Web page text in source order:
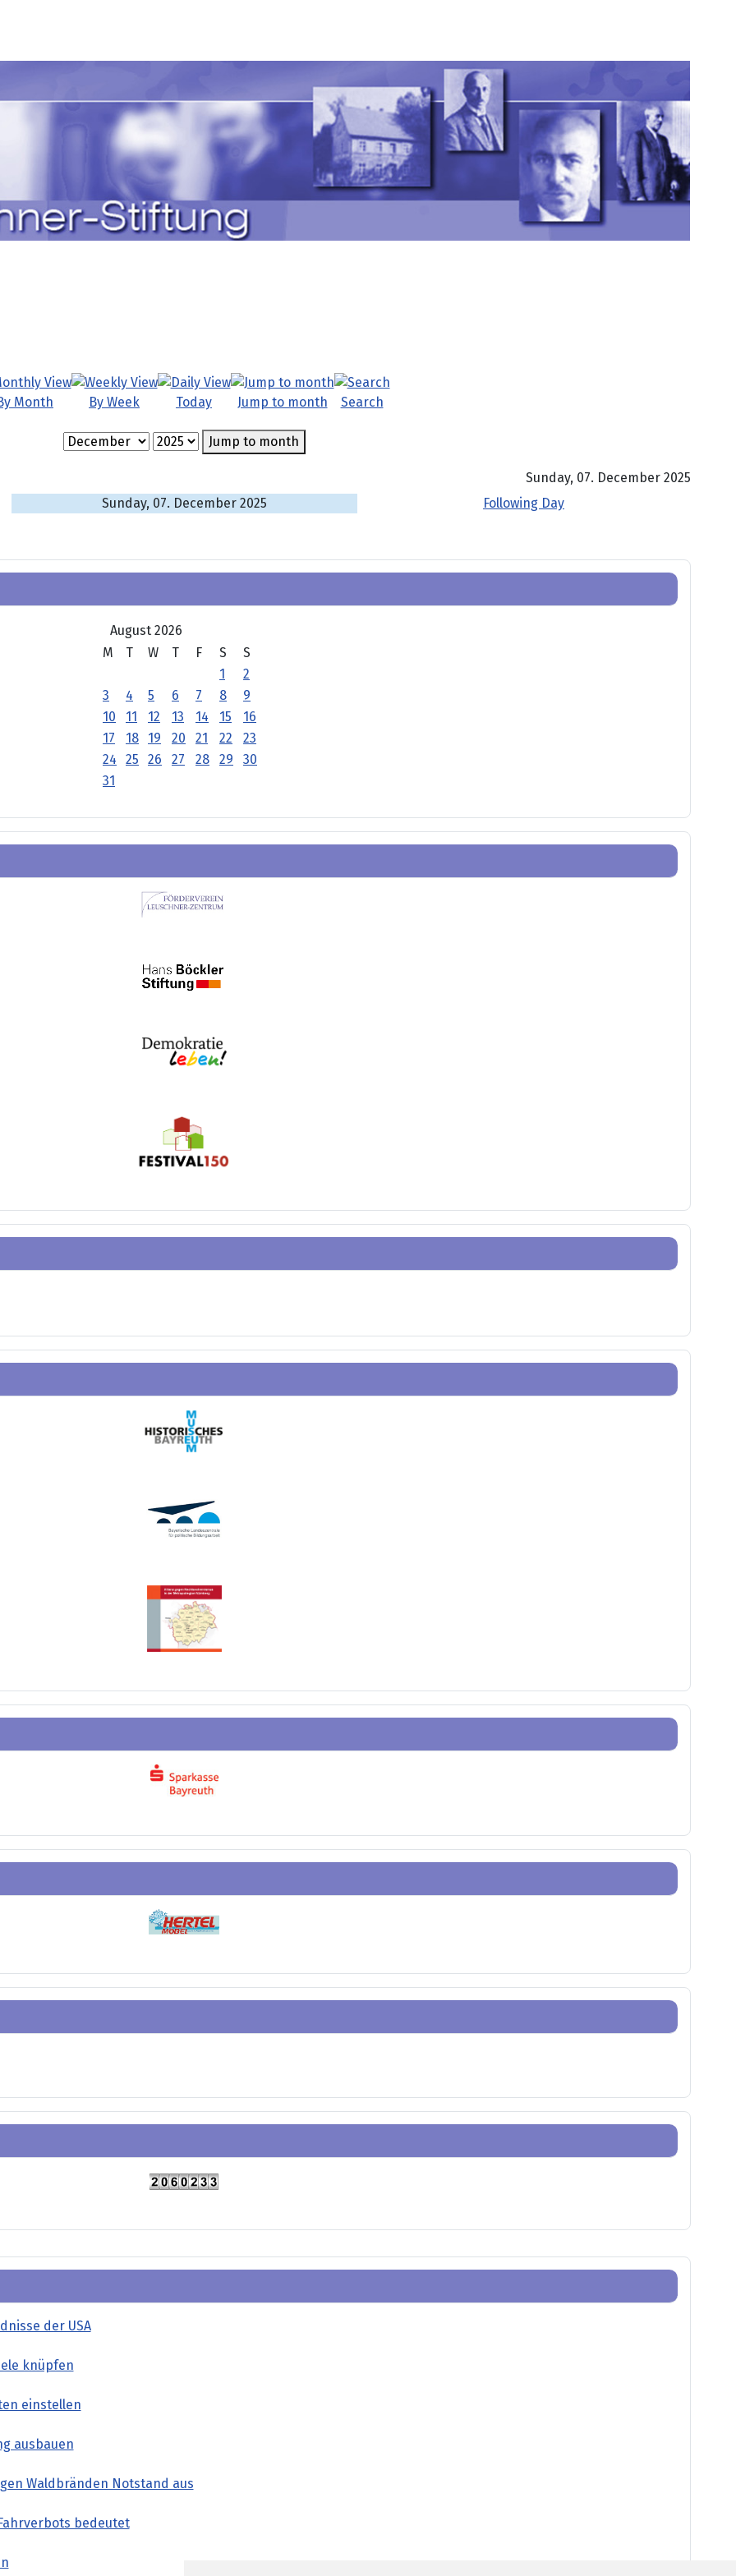
der USA
knüpfen
einstellen
ausbauen
Waldbränden Notstand aus
bedeutet
Month By Week Today Jump to month Search
Jump to month
Sunday, 07. December 2025
Sunday, 07. December 2025
Following Day
August 2026
M
T W T F S
S
1
2
3
4 5 6 7 8
9
10
11 12 13 14 15
16
17
18 19 20 21 22
23
24
25 26 27 28 29
30
31